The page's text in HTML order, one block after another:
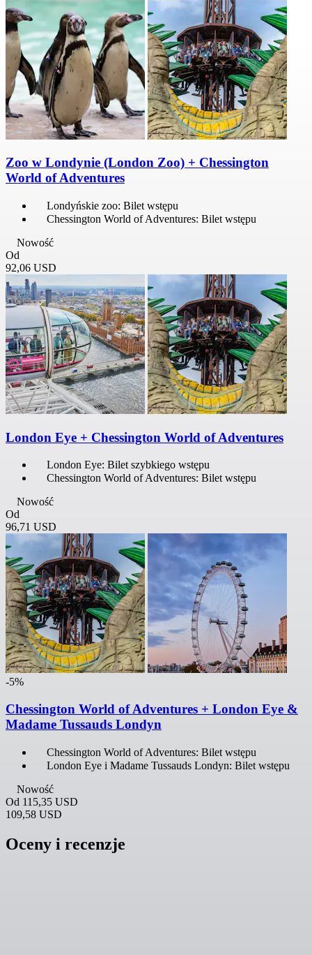
Zoo w Londynie (London Zoo) + Chessington
World of Adventures
Londyńskie zoo: Bilet wstępu
Chessington World of Adventures: Bilet wstępu
Nowość
Od
92,06 USD
London Eye + Chessington World of Adventures
London Eye: Bilet szybkiego wstępu
Chessington World of Adventures: Bilet wstępu
Nowość
Od
96,71 USD
-5%
Chessington World of Adventures + London Eye &
Madame Tussauds Londyn
Chessington World of Adventures: Bilet wstępu
London Eye i Madame Tussauds Londyn: Bilet wstępu
Nowość
Od 115,35 USD
109,58 USD
Oceny i recenzje